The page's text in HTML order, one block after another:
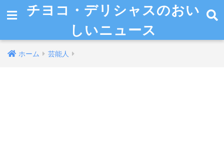
チヨコ・デリシャスのおい
しいニュース
ホーム 芸能人